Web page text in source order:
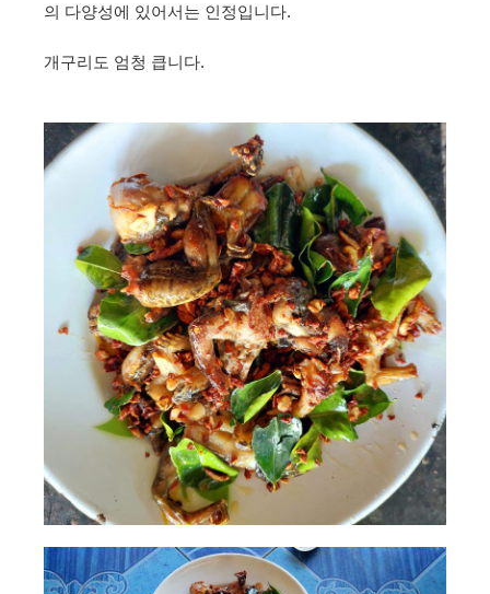
의 다양성에 있어서는 인정입니다.
개구리도 엄청 큽니다.